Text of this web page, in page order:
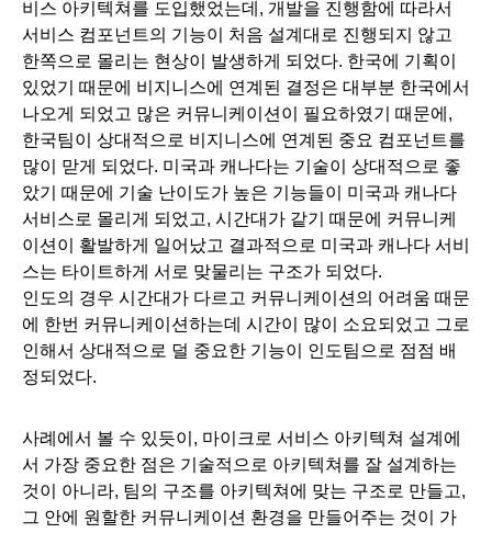
비스 아키텍쳐를 도입했었는데, 개발을 진행함에 따라서
서비스 컴포넌트의 기능이 처음 설계대로 진행되지 않고
한쪽으로 몰리는 현상이 발생하게 되었다. 한국에 기획이
있었기 때문에 비지니스에 연계된 결정은 대부분 한국에서
나오게 되었고 많은 커뮤니케이션이 필요하였기 때문에,
한국팀이 상대적으로 비지니스에 연계된 중요 컴포넌트를
많이 맏게 되었다. 미국과 캐나다는 기술이 상대적으로 좋
았기 때문에 기술 난이도가 높은 기능들이 미국과 캐나다
서비스로 몰리게 되었고, 시간대가 같기 때문에 커뮤니케
이션이 활발하게 일어났고 결과적으로 미국과 캐나다 서비
스는 타이트하게 서로 맞물리는 구조가 되었다.
인도의 경우 시간대가 다르고 커뮤니케이션의 어려움 때문
에 한번 커뮤니케이션하는데 시간이 많이 소요되었고 그로
인해서 상대적으로 덜 중요한 기능이 인도팀으로 점점 배
정되었다.
사례에서 볼 수 있듯이, 마이크로 서비스 아키텍쳐 설계에
서 가장 중요한 점은 기술적으로 아키텍쳐를 잘 설계하는
것이 아니라, 팀의 구조를 아키텍쳐에 맞는 구조로 만들고,
그 안에 원할한 커뮤니케이션 환경을 만들어주는 것이 가